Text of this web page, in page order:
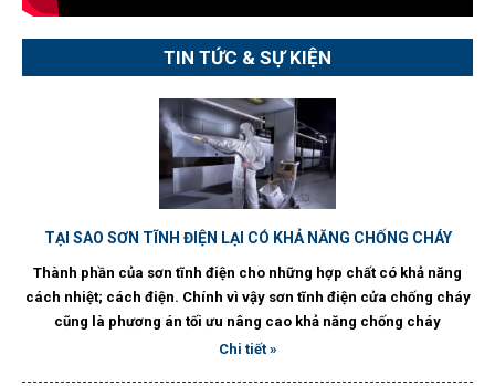
TIN TỨC & SỰ KIỆN
TẠI SAO SƠN TĨNH ĐIỆN LẠI CÓ KHẢ NĂNG CHỐNG CHÁY
Thành phần của sơn tĩnh điện cho những hợp chất có khả năng
cách nhiệt; cách điện. Chính vì vậy sơn tĩnh điện cửa chống cháy
cũng là phương án tối ưu nâng cao khả năng chống cháy
Chi tiết »